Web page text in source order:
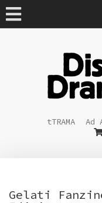
tTRAMA
Ad
Gelati